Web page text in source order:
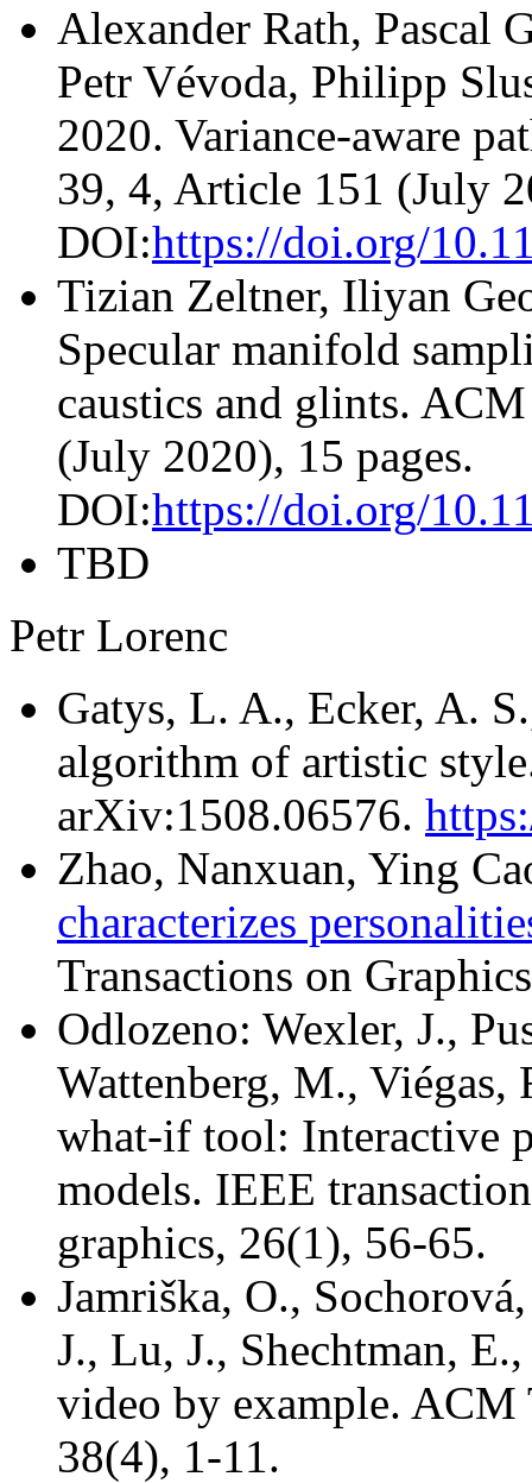
Alexander Rath, Pascal
Petr Vévoda, Philipp
2020. Variance-aware
39, 4, Article 151 (July
DOI:https://doi.org/
Tizian Zeltner, Iliyan
Specular manifold
caustics and glints.
(July 2020), 15 pages.
DOI:https://doi.org/
TBD
Petr Lorenc
Gatys, L. A., Ecker, A.
algorithm of artistic
arXiv:1508.06576.
Zhao, Nanxuan, Ying
characterizes
Transactions on
Odlozeno: Wexler, J.,
Wattenberg, M.,
what-if tool: Interactive
models. IEEE
graphics, 26(1), 56-65.
Jamriška, O.,
J., Lu, J., Shechtman,
video by example. ACM
38(4), 1-11.